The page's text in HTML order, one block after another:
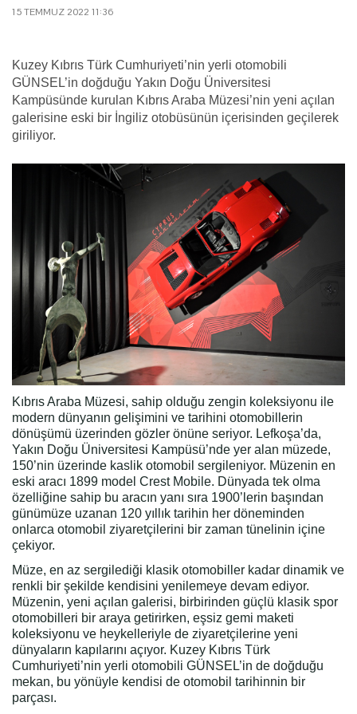
15 TEMMUZ 2022 11:36
Kuzey Kıbrıs Türk Cumhuriyeti’nin yerli otomobili
GÜNSEL’in doğduğu Yakın Doğu Üniversitesi
Kampüsünde kurulan Kıbrıs Araba Müzesi’nin yeni açılan
galerisine eski bir İngiliz otobüsünün içerisinden geçilerek
giriliyor.
Kıbrıs Araba Müzesi, sahip olduğu zengin koleksiyonu ile
modern dünyanın gelişimini ve tarihini otomobillerin
dönüşümü üzerinden gözler önüne seriyor. Lefkoşa’da,
Yakın Doğu Üniversitesi Kampüsü’nde yer alan müzede,
150’nin üzerinde kaslik otomobil sergileniyor. Müzenin en
eski aracı 1899 model Crest Mobile. Dünyada tek olma
özelliğine sahip bu aracın yanı sıra 1900’lerin başından
günümüze uzanan 120 yıllık tarihin her döneminden
onlarca otomobil ziyaretçilerini bir zaman tünelinin içine
çekiyor.
Müze, en az sergilediği klasik otomobiller kadar dinamik ve
renkli bir şekilde kendisini yenilemeye devam ediyor.
Müzenin, yeni açılan galerisi, birbirinden güçlü klasik spor
otomobilleri bir araya getirirken, eşsiz gemi maketi
koleksiyonu ve heykelleriyle de ziyaretçilerine yeni
dünyaların kapılarını açıyor. Kuzey Kıbrıs Türk
Cumhuriyeti’nin yerli otomobili GÜNSEL’in de doğduğu
mekan, bu yönüyle kendisi de otomobil tarihinnin bir
parçası.